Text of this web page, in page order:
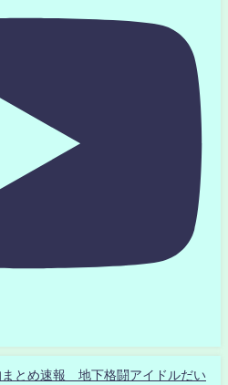
とめ速報 地下格闘アイドルだい